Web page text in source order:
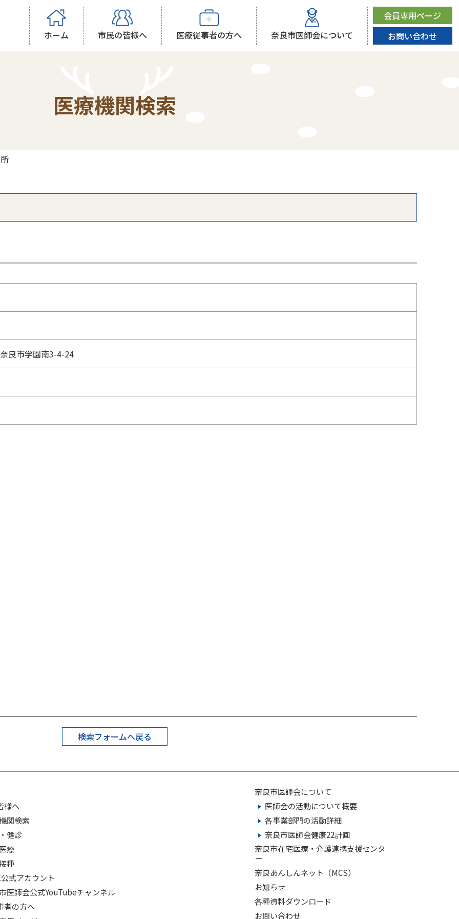
ホーム 市民の皆様へ 医療従事者の方へ 奈良市医師会について
会員専用ページ
お問い合わせ
医療機関検索
良市学園南3-4-24
検索フォームへ戻る
様へ
関検索
健診
療
種
式アカウント
医師会公式YouTubeチャンネル
者の方へ
奈良市医師会について
医師会の活動について概要
各事業部門の活動詳細
奈良市医師会健康22計画
奈良市在宅医療・介護連携支援センタ
ー
奈良あんしんネット（MCS）
お知らせ
各種資料ダウンロード
お問い合わせ